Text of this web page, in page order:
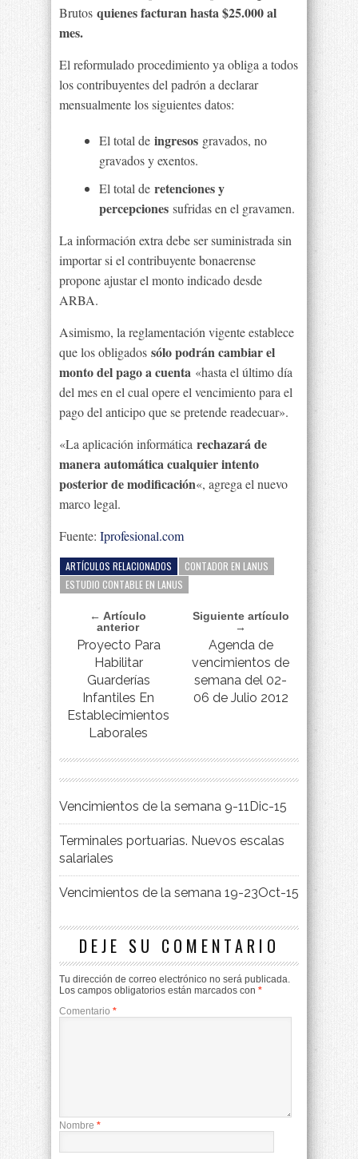
Brutos quienes facturan hasta $25.000 al
mes.
El reformulado procedimiento ya obliga a todos
los contribuyentes del padrón a declarar
mensualmente los siguientes datos:
El total de ingresos gravados, no
gravados y exentos.
El total de retenciones y
percepciones sufridas en el gravamen.
La información extra debe ser suministrada sin
importar si el contribuyente bonaerense
propone ajustar el monto indicado desde
ARBA.
Asimismo, la reglamentación vigente establece
que los obligados sólo podrán cambiar el
monto del pago a cuenta «hasta el último día
del mes en el cual opere el vencimiento para el
pago del anticipo que se pretende readecuar».
«La aplicación informática rechazará de
manera automática cualquier intento
posterior de modificación«, agrega el nuevo
marco legal.
Fuente: Iprofesional.com
ARTÍCULOS RELACIONADOS
CONTADOR EN LANUS
ESTUDIO CONTABLE EN LANUS
← Artículo
anterior
Proyecto Para
Habilitar
Guarderías
Infantiles En
Establecimientos
Laborales
Siguiente artículo
→
Agenda de
vencimientos de
semana del 02-
06 de Julio 2012
Vencimientos de la semana 9-11Dic-15
Terminales portuarias. Nuevos escalas
salariales
Vencimientos de la semana 19-23Oct-15
DEJE SU COMENTARIO
Tu dirección de correo electrónico no será publicada.
Los campos obligatorios están marcados con *
Comentario *
Nombre *